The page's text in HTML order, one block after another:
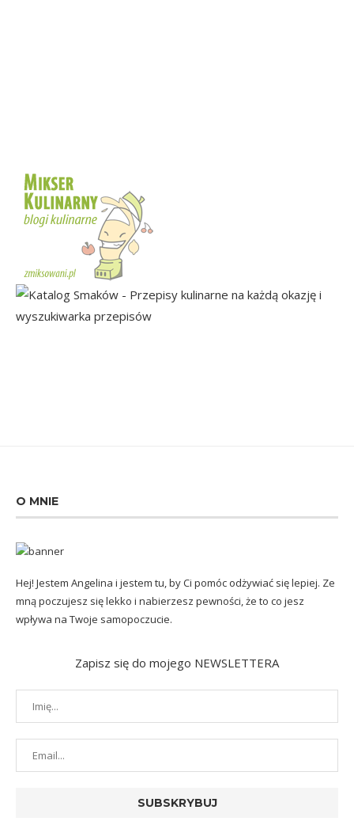
O MNIE
Hej! Jestem Angelina i jestem tu, by Ci pomóc odżywiać się lepiej. Ze
mną poczujesz się lekko i nabierzesz pewności, że to co jesz
wpływa na Twoje samopoczucie.
Zapisz się do mojego NEWSLETTERA